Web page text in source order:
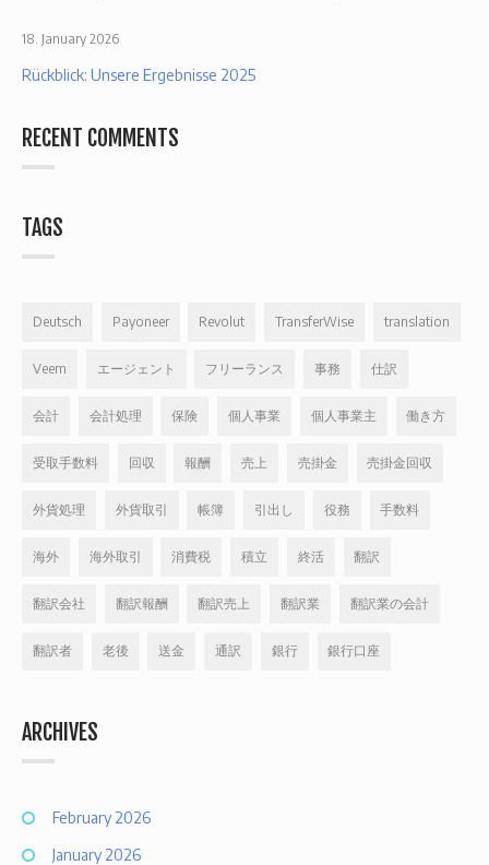
Rückblick: Unsere Ergebnisse 2025
18. January 2026
RECENT COMMENTS
TAGS
Deutsch Payoneer Revolut TransferWise translation
Veem エージェント フリーランス 事務 仕訳
会計 会計処理 保険 個人事業 個人事業主 働き方
受取手数料 回収 報酬 売上 売掛金 売掛金回収
外貨処理 外貨取引 帳簿 引出し 役務 手数料
海外 海外取引 消費税 積立 終活 翻訳
翻訳会社 翻訳報酬 翻訳売上 翻訳業 翻訳業の会計
翻訳者 老後 送金 通訳 銀行 銀行口座
ARCHIVES
February 2026
January 2026